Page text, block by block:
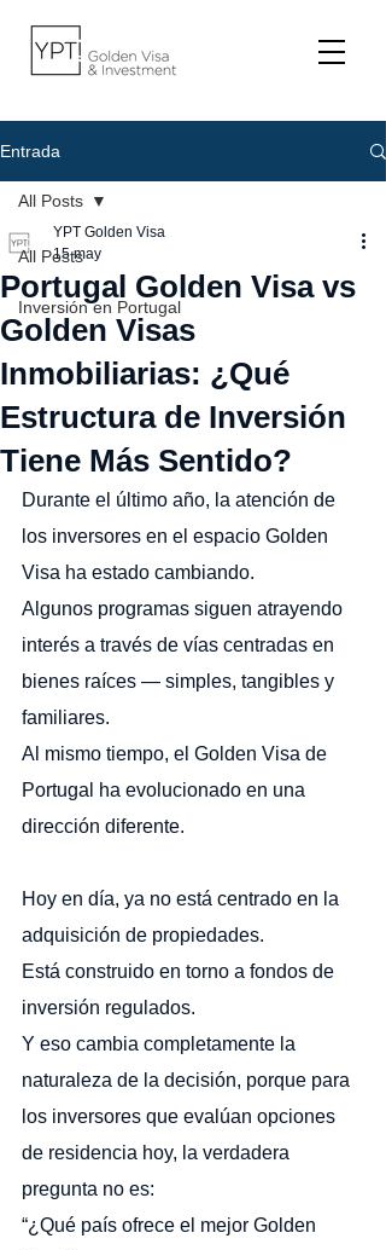
Entrada
All Posts
Inversión en Portugal
All Posts
Portugal Golden Visa vs
Golden Visas
Inmobiliarias: ¿Qué
Estructura de Inversión
Tiene Más Sentido?
YPT Golden Visa
15 may
Durante el último año, la atención de
los inversores en el espacio Golden
Visa ha estado cambiando.
Algunos programas siguen atrayendo
interés a través de vías centradas en
bienes raíces — simples, tangibles y
familiares.
Al mismo tiempo, el Golden Visa de
Portugal ha evolucionado en una
dirección diferente.
Hoy en día, ya no está centrado en la
adquisición de propiedades.
Está construido en torno a fondos de
inversión regulados.
Y eso cambia completamente la
naturaleza de la decisión, porque para
los inversores que evalúan opciones
de residencia hoy, la verdadera
pregunta no es:
“¿Qué país ofrece el mejor Golden